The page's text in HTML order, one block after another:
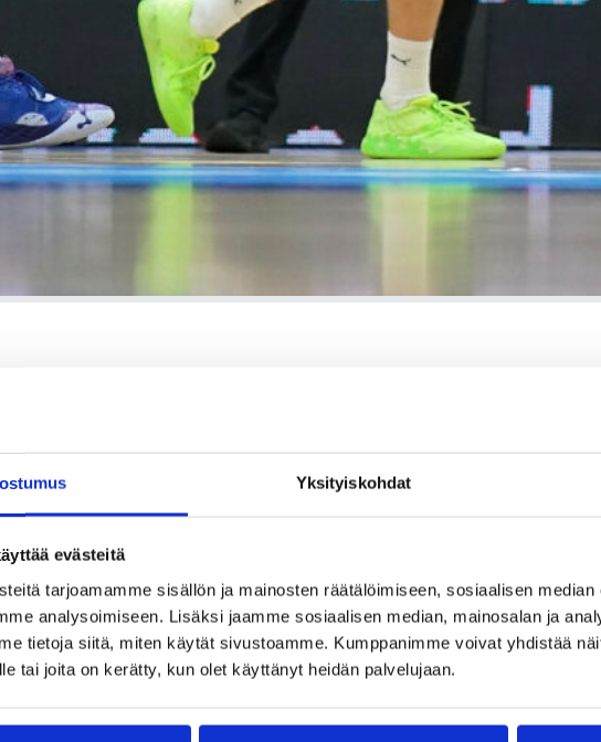
Yksityiskohdat
evästeitä
tarjoamamme sisällön ja mainosten räätälöimiseen, sosiaalisen
analysoimiseen. Lisäksi jaamme sosiaalisen median, mainosalan ja
tietoja siitä, miten käytät sivustoamme. Kumppanimme voivat yhdistää
tai joita on kerätty, kun olet käyttänyt heidän palvelujaan.
Oostenden kanssa vaeltaa lähes voitosta voittoon, mutta kuluvan
liigoihin ja Basket Treviso on juuri ennen maaottelutaukoa
voitolla alempaan keskikastiin. Jantusen mukaan liigan taso tulee
Viime kaudella päästiin Belgiassa välillä aika helpollakin, mutta
osaa rokottaa, jos emme ole täysin keskittyneitä. Se pakottaa ihan
”Micke” miettii.
oli aika lyhyt ja uuteen joukkueeseen piti sopeutua tosi nopeaan
on mennyt tosi hyvin. Kun saatiin joukkueenakin pari voittoa ennen
ihan hyvät lähtökohdat loppukauteen.